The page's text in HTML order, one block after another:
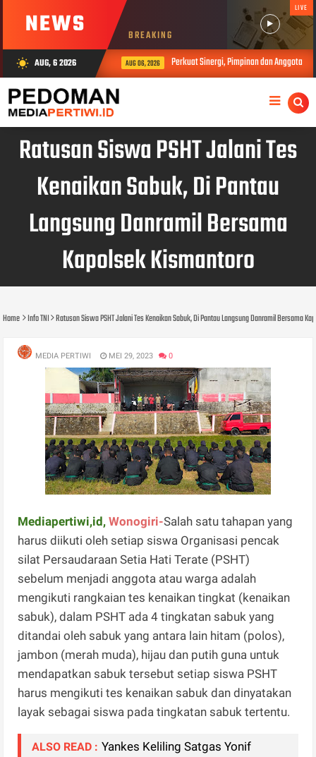
NEWS BREAKING
LIVE
wb_sunny AUG, 6 2026 AUG 06, 2026 Perkuat Sinergi, Pimpinan dan Anggota
Ratusan Siswa PSHT Jalani Tes
Kenaikan Sabuk, Di Pantau
Langsung Danramil Bersama
Kapolsek Kismantoro
Home Info TNI Ratusan Siswa PSHT Jalani Tes Kenaikan Sabuk, Di Pantau Langsung Danramil Bersama
MEDIA PERTIWI MEI 29, 2023 0
Mediapertiwi,id, Wonogiri-Salah satu tahapan yang
harus diikuti oleh setiap siswa Organisasi pencak
silat Persaudaraan Setia Hati Terate (PSHT)
sebelum menjadi anggota atau warga adalah
mengikuti rangkaian tes kenaikan tingkat (kenaikan
sabuk), dalam PSHT ada 4 tingkatan sabuk yang
ditandai oleh sabuk yang antara lain hitam (polos),
jambon (merah muda), hijau dan putih guna untuk
mendapatkan sabuk tersebut setiap siswa PSHT
harus mengikuti tes kenaikan sabuk dan dinyatakan
layak sebagai siswa pada tingkatan sabuk tertentu.
ALSO READ : Yankes Keliling Satgas Yonif